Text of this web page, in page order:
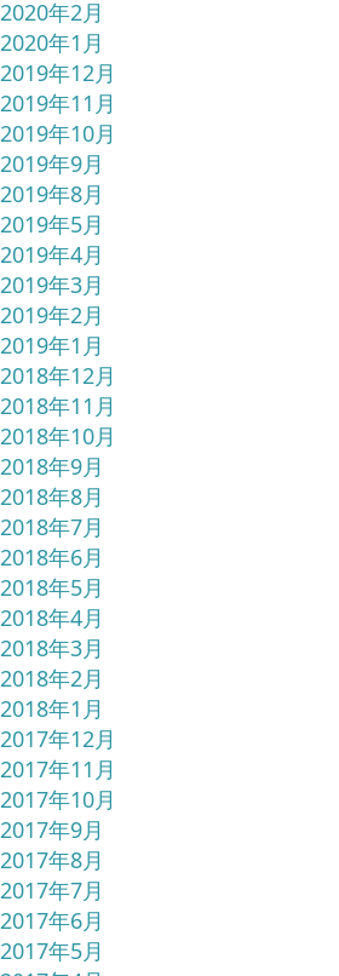
2020年2月
2020年1月
2019年12月
2019年11月
2019年10月
2019年9月
2019年8月
2019年5月
2019年4月
2019年3月
2019年2月
2019年1月
2018年12月
2018年11月
2018年10月
2018年9月
2018年8月
2018年7月
2018年6月
2018年5月
2018年4月
2018年3月
2018年2月
2018年1月
2017年12月
2017年11月
2017年10月
2017年9月
2017年8月
2017年7月
2017年6月
2017年5月